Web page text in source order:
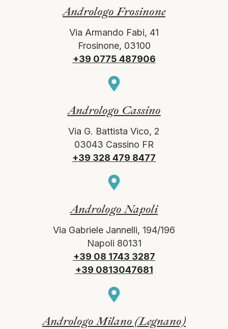
Andrologo Frosinone
Via Armando Fabi, 41
Frosinone, 03100
+39 0775 487906
Andrologo Cassino
Via G. Battista Vico, 2
03043 Cassino FR
+39 328 479 8477
Andrologo Napoli
Via Gabriele Jannelli, 194/196
Napoli 80131
+39 08 1743 3287
+39 0813047681
Andrologo Milano (Legnano)